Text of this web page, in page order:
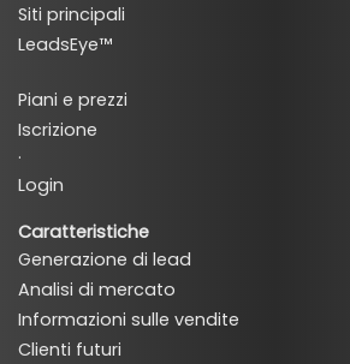
Siti principali
LeadsEye™
Piani e prezzi
Iscrizione
·
Login
Caratteristiche
Generazione di lead
Analisi di mercato
Informazioni sulle vendite
Clienti futuri